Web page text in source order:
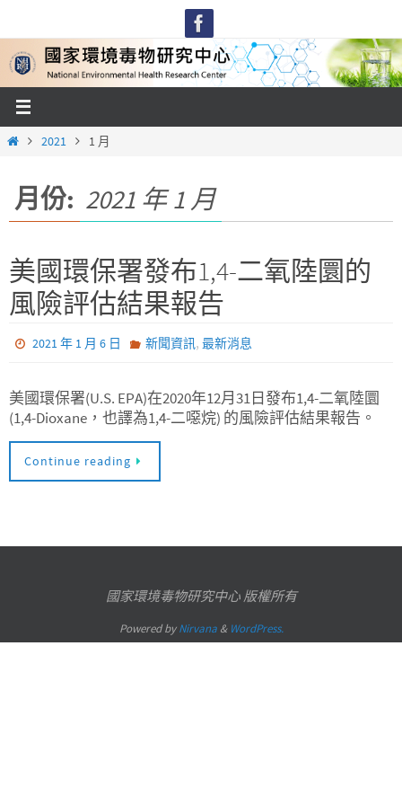
content
Home2021 1 月
月份: 2021 年 1 月
美國環保署發布1,4-二氧陸圜的
風險評估結果報告
2021 年 1 月 6 日 新聞資訊, 最新消息
美國環保署(U.S. EPA)在2020年12月31日發布1,4-二氧陸圜
(1,4-Dioxane，也譯為1,4-二噁烷) 的風險評估結果報告。
Continue reading
國家環境毒物研究中心 版權所有
Powered byNirvana& WordPress.